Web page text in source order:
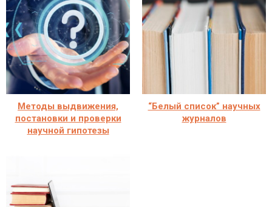
Методы выдвижения,
постановки и проверки
научной гипотезы
“Белый список” научных
журналов